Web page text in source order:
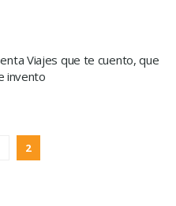
Viajes que te cuento, que
invento
2